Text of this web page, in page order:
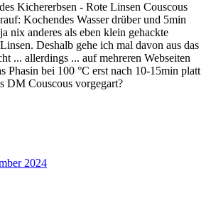
Kichererbsen - Rote Linsen Couscous
Kochendes Wasser drüber und 5min
nix anderes als eben klein gehackte
Deshalb gehe ich mal davon aus das
... allerdings ... auf mehreren Webseiten
Phasin bei 100 °C erst nach 10-15min platt
DM Couscous vorgegart?
2024